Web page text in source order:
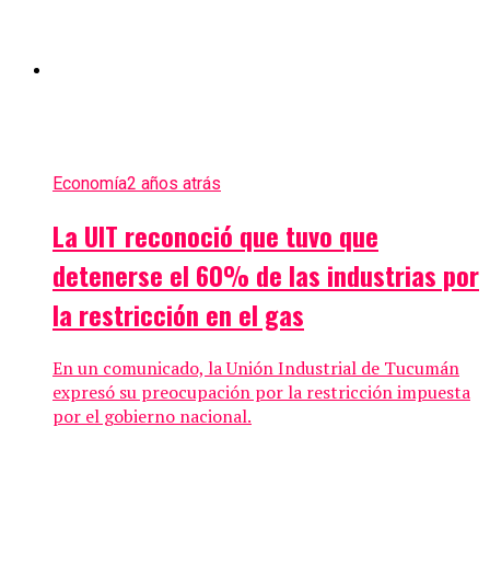
Economía2 años atrás
La UIT reconoció que tuvo que
detenerse el 60% de las industrias por
la restricción en el gas
En un comunicado, la Unión Industrial de Tucumán
expresó su preocupación por la restricción impuesta
por el gobierno nacional.